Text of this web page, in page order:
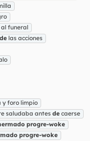
funeral
de las acciones
y foro limpio
saludaba antes de caerse
progre-woke
progre-woke